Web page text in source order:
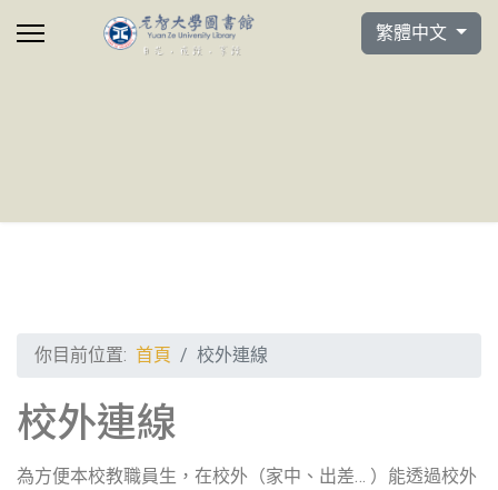
選擇你的語言
繁體中文
你目前位置: 首頁 校外連線
校外連線
為方便本校教職員生，在校外（家中、出差… ）能透過校外